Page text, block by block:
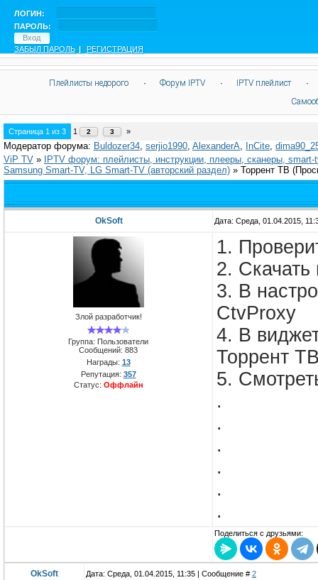
ЛОГИН:
ПАРОЛЬ:
ЗАБЫЛ ПАРОЛЬ | РЕГИСТРАЦИЯ
Плейлисты недорого · Форум IPTV · IPTV плейлист
·
Страница 1 из 3 1 2 3 »
Модератор форума: Buldozer34, serjio1990, AlexanderA, InCite,
ViP TV »
IPTV форум: плейлисты, инструкции, плееры, сканеры, smart-
Samsung Smart-TV, LG Smart-TV (авторский раздел) » Торрент ТВ
OkSoft Дата: Среда, 01.04.2015,
Злой разработчик!
Группа: Пользователи
Сообщений: 883
Награды: 13
Репутация: 357
Статус: Оффлайн
1.
2. Скачать
3. В
CtvProxy
4. В
Торрент
5.
.
.
.
.
.
.
Поделиться с друзьями:
OkSoft Дата: Среда, 01.04.2015, 11:35 | Сообщение # 2